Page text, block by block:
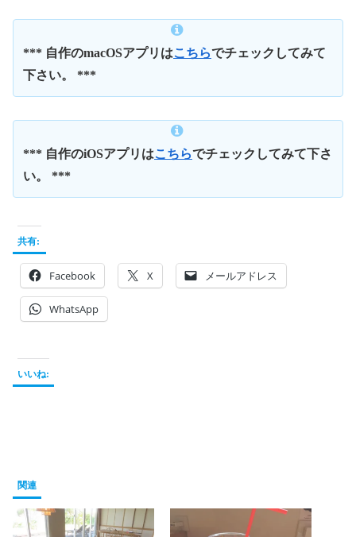
*** 自作のmacOSアプリはこちらでチェックしてみて
下さい。 ***
*** 自作のiOSアプリはこちらでチェックしてみて下さ
い。 ***
共有:
Facebook X メールアドレス
WhatsApp
いいね:
関連